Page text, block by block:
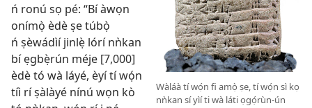
Wàláà tí wọ́n fi amọ̀ ṣe, tí wọ́n sì kọ
nǹkan sí yìí ti wà láti ọgọ́rùn-ún
ń ronú sọ pé: “Bí àwọn
onímọ̀ èdè ṣe túbọ̀
ń ṣèwádìí jinlẹ̀ lórí nǹkan
bí ẹgbẹ̀rún méje [7,000]
èdè tó wà láyé, èyí tí wọ́n
tíì rí ṣàlàyé nínú wọn kò